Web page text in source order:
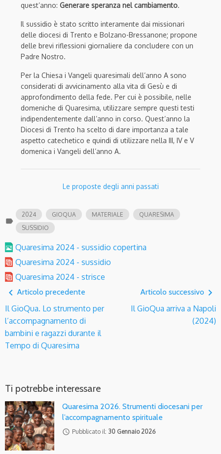
quest’anno: Generare speranza nel cambiamento.
Il sussidio è stato scritto interamente dai missionari
delle diocesi di Trento e Bolzano-Bressanone; propone
delle brevi riflessioni giornaliere da concludere con un
Padre Nostro.
Per la Chiesa i Vangeli quaresimali dell’anno A sono
considerati di avvicinamento alla vita di Gesù e di
approfondimento della fede. Per cui è possibile, nelle
domeniche di Quaresima, utilizzare sempre questi testi
indipendentemente dall’anno in corso. Quest’anno la
Diocesi di Trento ha scelto di dare importanza a tale
aspetto catechetico e quindi di utilizzare nella III, IV e V
domenica i Vangeli dell’anno A.
Le proposte degli anni passati
label
2024 GIOQUA MATERIALE
QUARESIMA
SUSSIDIO
Quaresima 2024 - sussidio copertina
Quaresima 2024 - sussidio
Quaresima 2024 - strisce
navigate_before Articolo precedente
Il GioQua. Lo strumento per
l’accompagnamento di
bambini e ragazzi durante il
Tempo di Quaresima
Articolo successivo navigate_next
Il GioQua arriva a Napoli
(2024)
Ti potrebbe interessare
Quaresima 2026. Strumenti diocesani per
l’accompagnamento spirituale
access_time Pubblicato il: 30 Gennaio 2026